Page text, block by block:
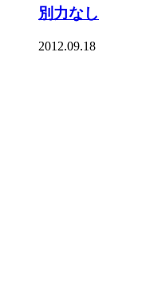
別力なし
2012.09.18